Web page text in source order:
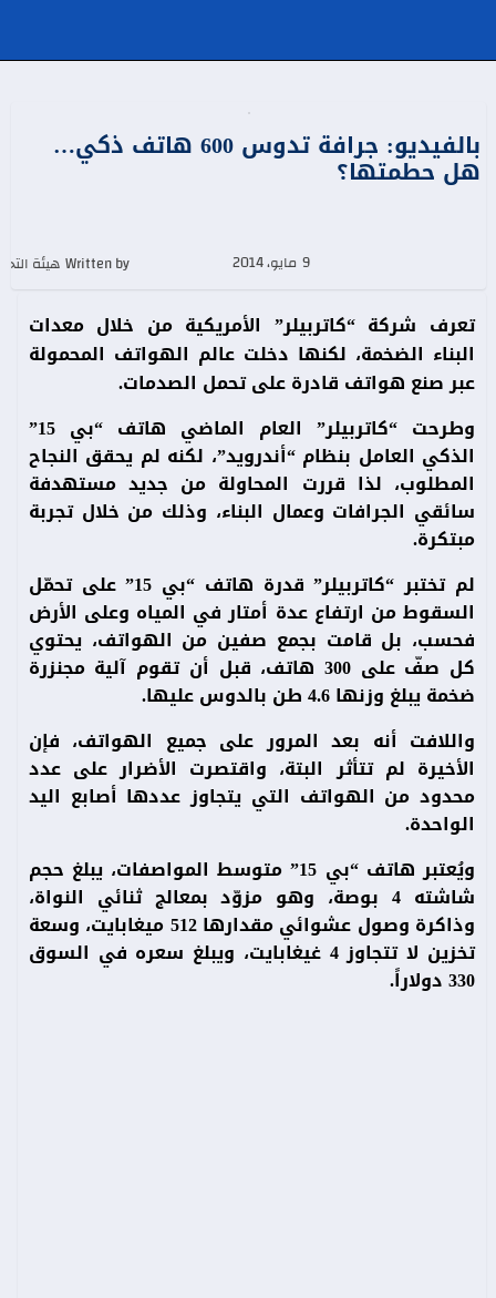
بالفيديو: جرافة تدوس 600 هاتف ذكي…
هل حطمتها؟
9 مايو، 2014 Written by هيئة التحرير
تعرف شركة “كاتربيلر” الأمريكية من خلال معدات
البناء الضخمة، لكنها دخلت عالم الهواتف المحمولة
عبر صنع هواتف قادرة على تحمل الصدمات.
وطرحت “كاتربيلر” العام الماضي هاتف “بي 15”
الذكي العامل بنظام “أندرويد”، لكنه لم يحقق النجاح
المطلوب، لذا قررت المحاولة من جديد مستهدفة
سائقي الجرافات وعمال البناء، وذلك من خلال تجربة
مبتكرة.
لم تختبر “كاتربيلر” قدرة هاتف “بي 15” على تحمّل
السقوط من ارتفاع عدة أمتار في المياه وعلى الأرض
فحسب، بل قامت بجمع صفين من الهواتف، يحتوي
كل صفّ على 300 هاتف، قبل أن تقوم آلية مجنزرة
ضخمة يبلغ وزنها 4.6 طن بالدوس عليها.
واللافت أنه بعد المرور على جميع الهواتف، فإن
الأخيرة لم تتأثر البتة، واقتصرت الأضرار على عدد
محدود من الهواتف التي يتجاوز عددها أصابع اليد
الواحدة.
ويُعتبر هاتف “بي 15” متوسط المواصفات، يبلغ حجم
شاشته 4 بوصة، وهو مزوّد بمعالج ثنائي النواة،
وذاكرة وصول عشوائي مقدارها 512 ميغابايت، وسعة
تخزين لا تتجاوز 4 غيغابايت، ويبلغ سعره في السوق
330 دولاراً.